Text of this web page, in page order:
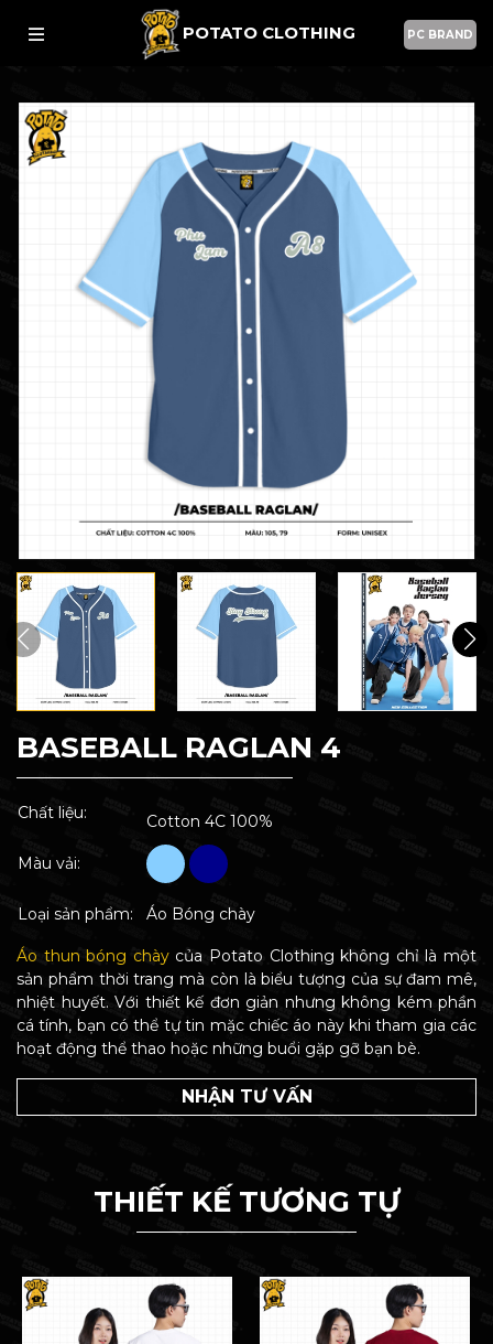
POTATO CLOTHING PC BRAND
BASEBALL RAGLAN 4
Chất liệu: Cotton 4C 100%
Màu vải:
Loại sản phẩm: Áo Bóng chày
Áo thun bóng chàycủa Potato Clothing không chỉ là một
sản phẩm thời trang mà còn là biểu tượng của sự đam mê,
nhiệt huyết. Với thiết kế đơn giản nhưng không kém phần
cá tính, bạn có thể tự tin mặc chiếc áo này khi tham gia các
hoạt động thể thao hoặc những buổi gặp gỡ bạn bè.
NHẬN TƯ VẤN
THIẾT KẾ TƯƠNG TỰ